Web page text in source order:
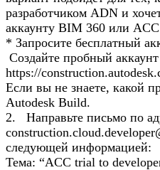
разработчиком ADN и
аккаунту BIM 360 или
* Запросите бесплатный
Создайте пробный
https://
Если вы не знаете, какой
Autodesk Build.
2. Направьте письмо по
следующей информацией:
Тема: “ACC trial to